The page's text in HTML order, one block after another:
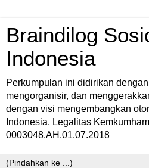
Braindilog
Indonesia
Perkumpulan ini didirikan
mengorganisir, dan
dengan visi mengembangkan
Indonesia. Legalitas
0003048.AH.01.07.2018